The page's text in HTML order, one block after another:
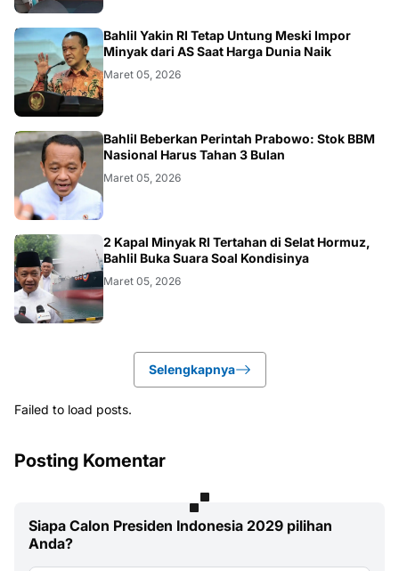
BISNIS
Bahlil Yakin RI Tetap Untung Meski Impor
Minyak dari AS Saat Harga Dunia Naik
Maret 05, 2026
BISNIS
Bahlil Beberkan Perintah Prabowo: Stok BBM
Nasional Harus Tahan 3 Bulan
Maret 05, 2026
BISNIS
2 Kapal Minyak RI Tertahan di Selat Hormuz,
Bahlil Buka Suara Soal Kondisinya
Maret 05, 2026
Selengkapnya
Failed to load posts.
Posting Komentar
Siapa Calon Presiden Indonesia 2029 pilihan
Anda?